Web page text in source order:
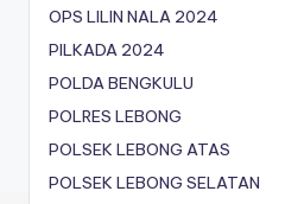
OPS LILIN NALA 2024
PILKADA 2024
POLDA BENGKULU
POLRES LEBONG
POLSEK LEBONG ATAS
POLSEK LEBONG SELATAN